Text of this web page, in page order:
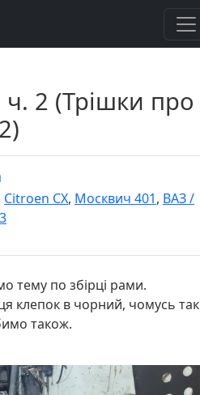
2 (Трішки про
Citroen CX, Москвич 401, ВАЗ /
тему по збірці рами.
клепок в чорний, чомусь так
також.